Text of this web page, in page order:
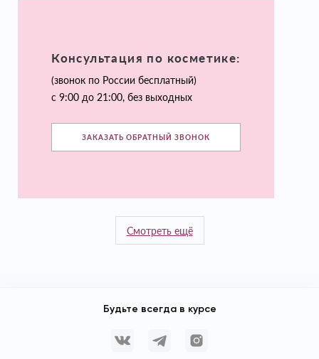
Консультация по косметике:
(звонок по России бесплатный)
с 9:00 до 21:00, без выходных
ЗАКАЗАТЬ ОБРАТНЫЙ ЗВОНОК
Смотреть ещё
Будьте всегда в курсе